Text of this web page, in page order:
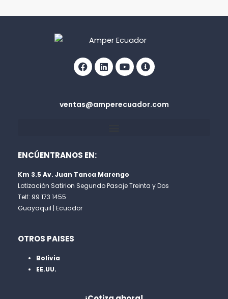
circle
ventas@amperecuador.com
ENCÚENTRANOS EN:
Km 3.5 Av. Juan Tanca Marengo
Lotización Satirion Segundo Pasaje Treinta y Dos
Telf: 99 173 1455
Guayaquil | Ecuador
OTROS PAISES
Bolivia
EE.UU.